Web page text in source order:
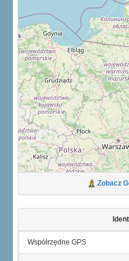
Zobacz
Współrzędne GPS